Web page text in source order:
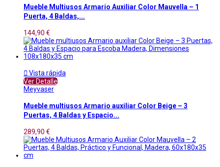
Mueble Multiusos Armario Auxiliar Color Mauvella – 1
Puerta, 4 Baldas,...
144,90 €
 Vista rápida
Ver Detalle
Meyvaser
Mueble multiusos Armario auxiliar Color Beige – 3
Puertas, 4 Baldas y Espacio...
289,90 €